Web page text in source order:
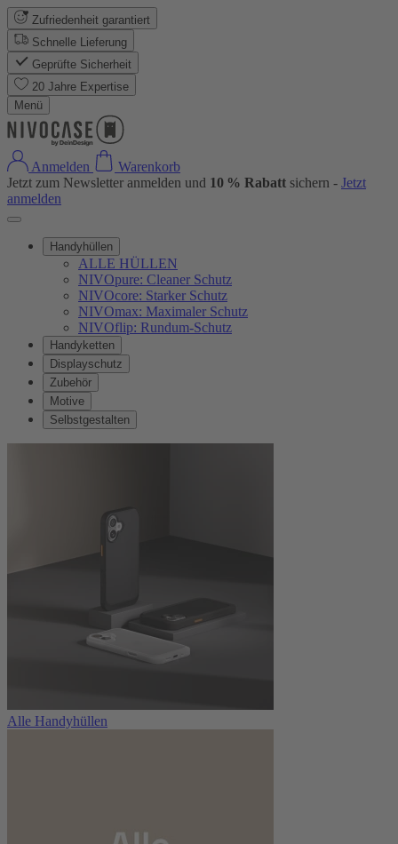
Zufriedenheit garantiert
Schnelle Lieferung
Geprüfte Sicherheit
20 Jahre Expertise
Menü
Anmelden
Warenkorb
Jetzt zum Newsletter anmelden und 10 % Rabatt sichern - Jetzt
anmelden
Handyhüllen
ALLE HÜLLEN
NIVOpure: Cleaner Schutz
NIVOcore: Starker Schutz
NIVOmax: Maximaler Schutz
NIVOflip: Rundum-Schutz
Handyketten
Displayschutz
Zubehör
Motive
Selbstgestalten
Alle Handyhüllen